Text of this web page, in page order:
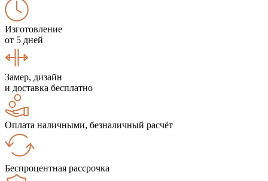
Изготовление
от 5 дней
Замер, дизайн
и доставка бесплатно
Оплата наличными, безналичный расчёт
Беспроцентная рассрочка